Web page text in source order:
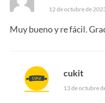
12 de octubre de
Muy bueno y re fácil.
cukit
13 de octubre